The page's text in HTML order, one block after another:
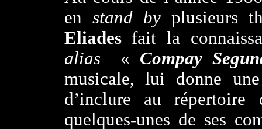
en stand byplusieurs
Eliadesfait la
alias « Compay
musicale, lui donne
d’inclure au
quelques-unes de ses